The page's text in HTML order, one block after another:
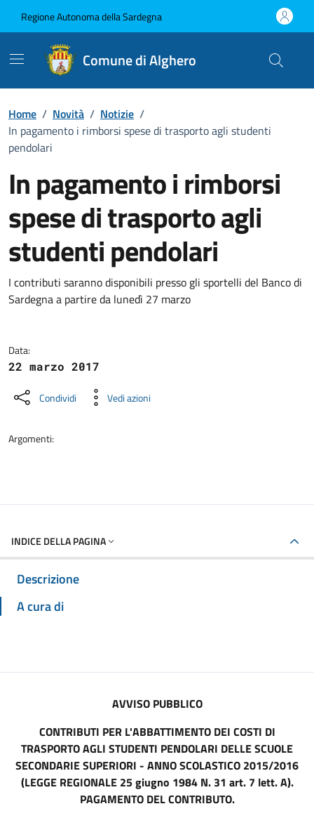
Regione Autonoma della Sardegna
Comune di Alghero
Home / Novità / Notizie /
In pagamento i rimborsi spese di trasporto agli studenti
pendolari
In pagamento i rimborsi
spese di trasporto agli
studenti pendolari
Dettagli della notizia
I contributi saranno disponibili presso gli sportelli del Banco di
Sardegna a partire da lunedì 27 marzo
Data:
22 marzo 2017
Condividi Vedi azioni
Argomenti:
INDICE DELLA PAGINA
Descrizione
A cura di
AVVISO PUBBLICO
CONTRIBUTI PER L'ABBATTIMENTO DEI COSTI DI
TRASPORTO AGLI STUDENTI PENDOLARI DELLE SCUOLE
SECONDARIE SUPERIORI - ANNO SCOLASTICO 2015/2016
(LEGGE REGIONALE 25 giugno 1984 N. 31 art. 7 lett. A).
PAGAMENTO DEL CONTRIBUTO.